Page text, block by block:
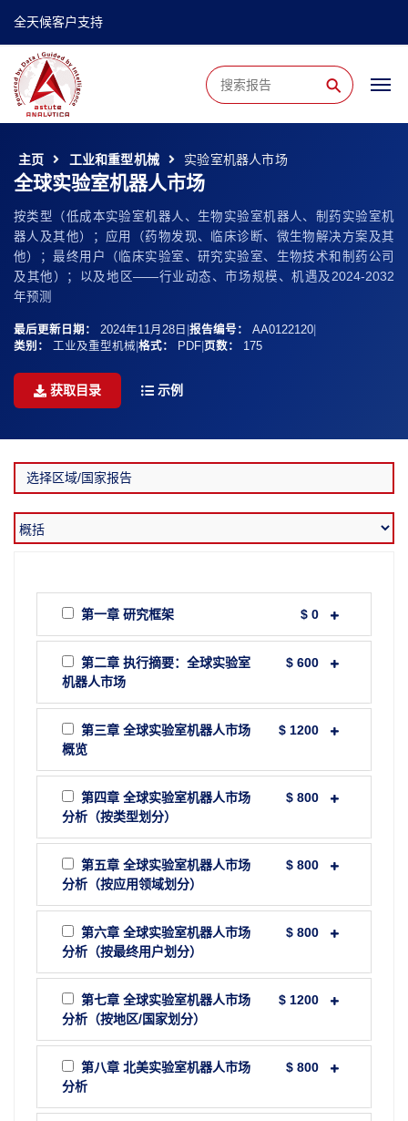
全天候客户支持
⚲
主页 工业和重型机械 实验室机器人市场
全球实验室机器人市场
按类型（低成本实验室机器人、生物实验室机器人、制药实验室机
器人及其他）；应用（药物发现、临床诊断、微生物解决方案及其
他）；最终用户（临床实验室、研究实验室、生物技术和制药公司
及其他）；以及地区——行业动态、市场规模、机遇及2024-2032
年预测
最后更新日期： 2024年11月28日 报告编号： AA0122120
类别：
工业及重型机械 格式： PDF 页数： 175
获取目录 示例
第一章 研究框架 $ 0
第二章 执行摘要：全球实验室
机器人市场
$ 600
第三章 全球实验室机器人市场
概览
$ 1200
第四章 全球实验室机器人市场
分析（按类型划分）
$ 800
第五章 全球实验室机器人市场
分析（按应用领域划分）
$ 800
第六章 全球实验室机器人市场
分析（按最终用户划分）
$ 800
第七章 全球实验室机器人市场
分析（按地区/国家划分）
$ 1200
第八章 北美实验室机器人市场
分析
$ 800